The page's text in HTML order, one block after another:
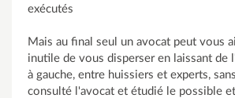
exécutés
Mais au final seul un avocat peut vous
inutile de vous disperser en laissant de
à gauche, entre huissiers et experts,
consulté l'avocat et étudié le possible